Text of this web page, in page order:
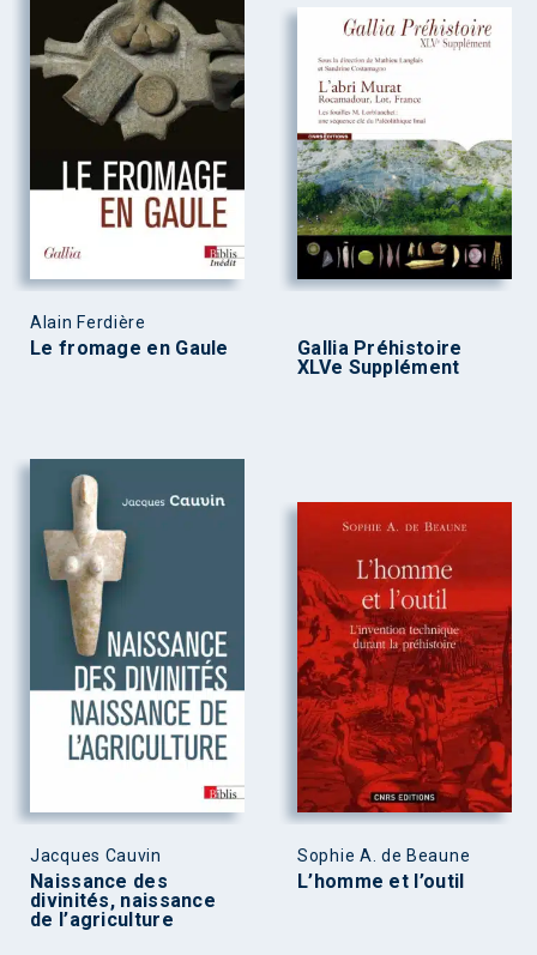
Alain Ferdière
Le fromage en Gaule
Gallia Préhistoire
XLVe Supplément
Jacques Cauvin
Naissance des
divinités, naissance
de l’agriculture
Sophie A. de Beaune
L’homme et l’outil